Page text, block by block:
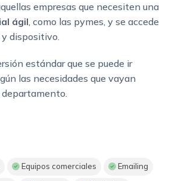
empresas que necesiten una
ágil, como las pymes, y se accede
y dispositivo.
estándar que se puede ir
las necesidades que vayan
departamento.
Equipos comerciales Emailing